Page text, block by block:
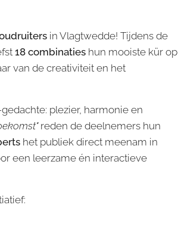
in Vlagtwedde! Tijdens de
18 combinaties hun mooiste kür op
van de creativiteit en het
plezier, harmonie en
reden de deelnemers hun
het publiek direct meenam in
een leerzame én interactieve